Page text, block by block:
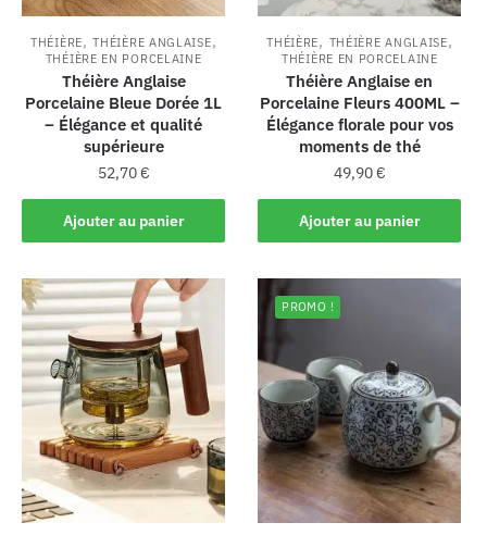
THÉIÈRE,THÉIÈRE ANGLAISE,
THÉIÈRE EN PORCELAINE
Théière Anglaise
Porcelaine Bleue Dorée 1L
– Élégance et qualité
supérieure
52,70€
Ajouter au panier
THÉIÈRE, THÉIÈRE ANGLAISE,
THÉIÈRE EN PORCELAINE
Théière Anglaise en
Porcelaine Fleurs 400ML –
Élégance florale pour vos
moments de thé
49,90€
Ajouter au panier
PROMO !